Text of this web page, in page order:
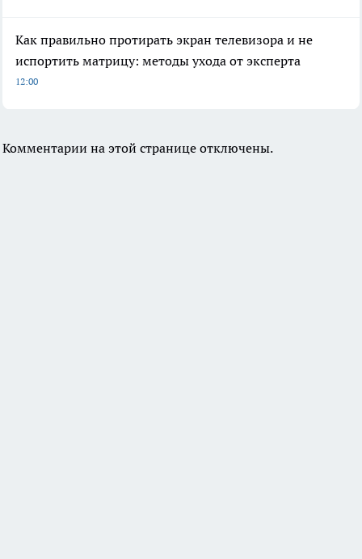
Как правильно протирать экран телевизора и не
испортить матрицу: методы ухода от эксперта
12:00
Комментарии на этой странице отключены.